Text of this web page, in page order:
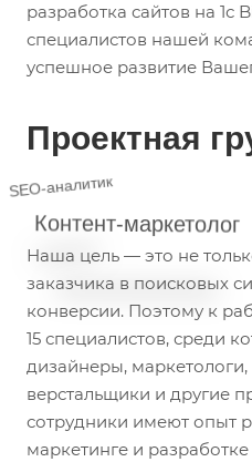
разработка сайтов на 1с
специалистов нашей
успешное развитие
Проектная
SEO-аналитик
Наша цель — это не
заказчика в поисковых
конверсии. Поэтому к
15 специалистов, среди
дизайнеры,
верстальщики и другие
сотрудники имеют опыт
маркетинге и разработке